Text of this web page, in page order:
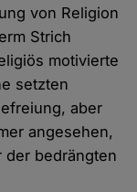
von Religion
Strich
motivierte
setzten
aber
angesehen,
der bedrängten